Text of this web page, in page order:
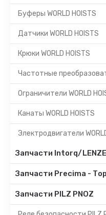
Буферы WORLD HOISTS
Датчики WORLD HOISTS
Крюки WORLD HOISTS
Частотные
Ограничители WORLD
Канаты WORLD HOISTS
Электродвигатели
Запчасти Intorq/
Запчасти Precima -
Запчасти PILZ PNOZ